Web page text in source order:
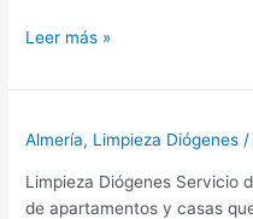
Limpieza
Almería,
Y
Leer más »
Almería, Limpieza Diógenes
Limpieza Diógenes Servicio
de apartamentos y casas